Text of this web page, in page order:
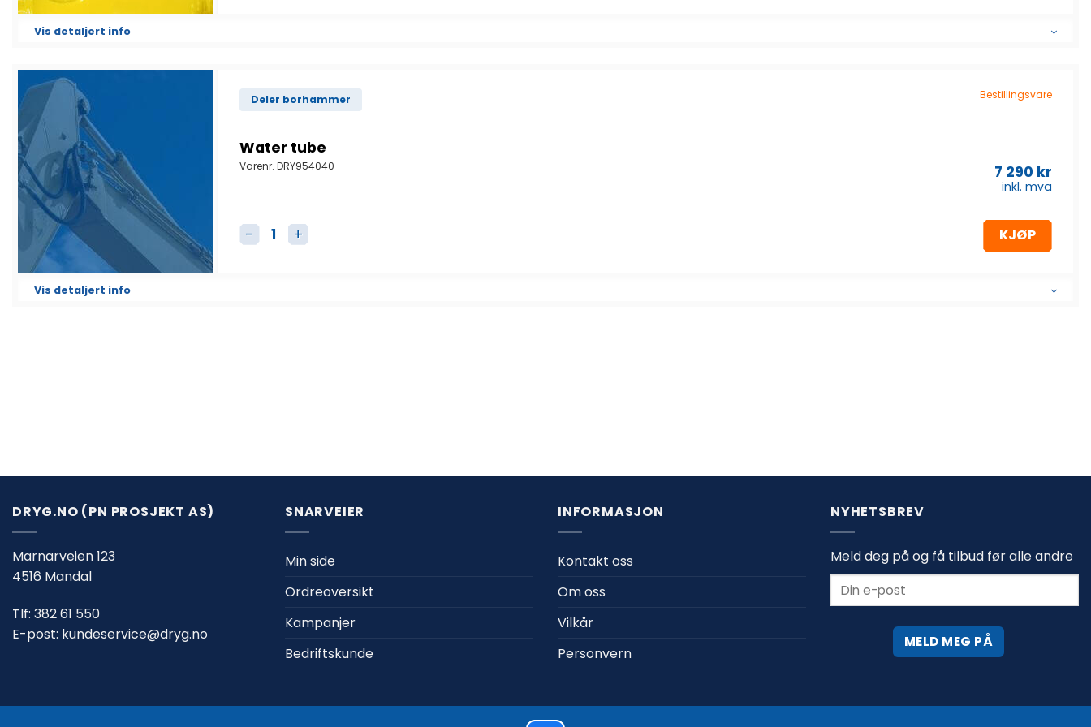
Vis detaljert info
Deler borhammer Bestillingsvare
Water tube
Varenr.DRY954040 7 290 kr
inkl. mva
Water tube antall KJØP
Vis detaljert info
DRYG.NO (PN PROSJEKT AS)
Marnarveien 123
4516 Mandal
Tlf: 382 61 550
E-post: kundeservice@dryg.no
SNARVEIER
Min side
Ordreoversikt
Kampanjer
Bedriftskunde
INFORMASJON
Kontakt oss
Om oss
Vilkår
Personvern
NYHETSBREV
Meld deg på og få tilbud før alle andre
MELD MEG PÅ